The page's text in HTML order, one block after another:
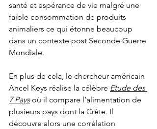
santé et espérance de vie malgré une
faible consommation de produits
animaliers ce qui étonne beaucoup
dans un contexte post Seconde Guerre
Mondiale.
En plus de cela, le chercheur américain
Ancel Keys réalise la célèbre Etude des
7 Pays où il compare l’alimentation de
plusieurs pays dont la Crète. Il
découvre alors une corrélation